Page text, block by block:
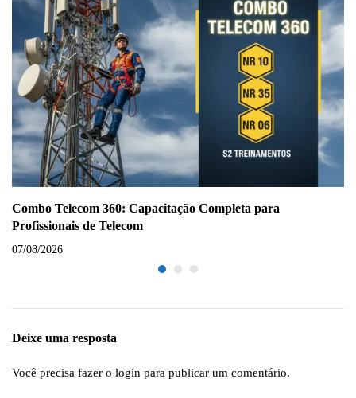
Combo Telecom 360: Capacitação Completa para
Profissionais de Telecom
07/08/2026
Deixe uma resposta
Você precisa fazer o login para publicar um comentário.